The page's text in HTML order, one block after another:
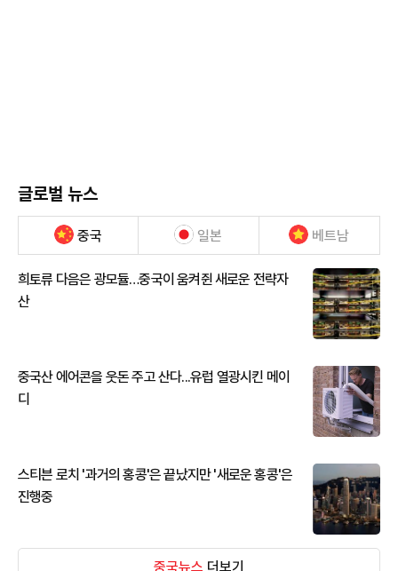
글로벌 뉴스
중국 일본 베트남
희토류 다음은 광모듈…중국이 움켜쥔 새로운 전략자
산
중국산 에어콘을 웃돈 주고 산다...유럽 열광시킨 메이
디
스티븐 로치 '과거의 홍콩'은 끝났지만 '새로운 홍콩'은
진행중
중국뉴스 더보기